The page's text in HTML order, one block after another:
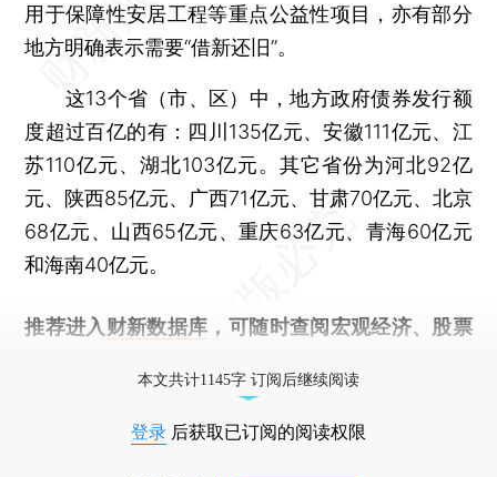
用于保障性安居工程等重点公益性项目，亦有部分
地方明确表示需要“借新还旧”。
这13个省（市、区）中，地方政府债券发行额
度超过百亿的有：四川135亿元、安徽111亿元、江
苏110亿元、湖北103亿元。其它省份为河北92亿
元、陕西85亿元、广西71亿元、甘肃70亿元、北京
68亿元、山西65亿元、重庆63亿元、青海60亿元
和海南40亿元。
推荐进入 财新数据库 ，可随时查阅宏观经济、股票
本文共计1145字 订阅后继续阅读
登录 后获取已订阅的阅读权限